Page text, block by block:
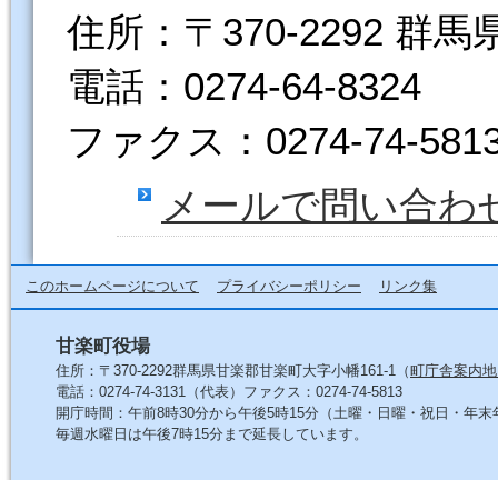
住所：〒370-2292 群馬
電話：0274-64-8324
ファクス：0274-74-
メールで問い合わ
このホームページについて プライバシーポリシー リンク集
甘楽町役場
住所：〒370-2292群馬県甘楽郡甘楽町大字小幡161-1（町庁舎案内
電話：0274-74-3131（代表）ファクス：0274-74-5813
開庁時間：午前8時30分から午後5時15分（土曜・日曜・祝日・年末
毎週水曜日は午後7時15分まで延長しています。